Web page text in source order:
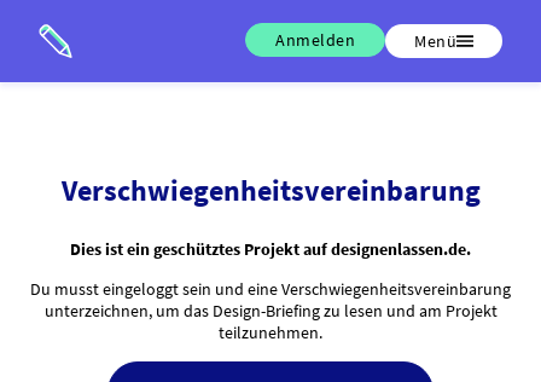
Anmelden Menü
Verschwiegenheitsvereinbarung
Dies ist ein geschütztes Projekt auf designenlassen.de.
Du musst eingeloggt sein und eine Verschwiegenheitsvereinbarung
unterzeichnen, um das Design-Briefing zu lesen und am Projekt
teilzunehmen.